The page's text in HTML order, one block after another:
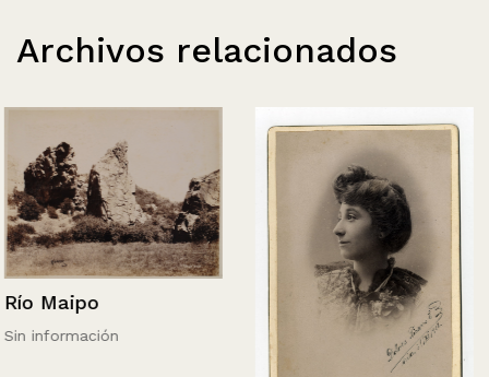
Archivos relacionados
Río Maipo
Sin información